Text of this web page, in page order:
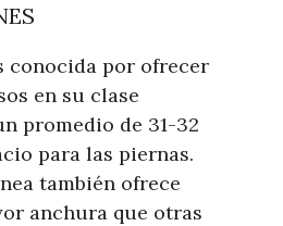
conocida por ofrecer
en su clase
promedio de 31-32
para las piernas.
también ofrece
anchura que otras